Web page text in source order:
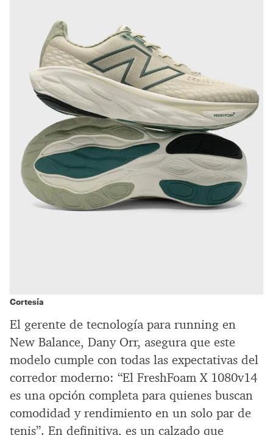
Cortesía
El gerente de tecnología para running en
New Balance, Dany Orr, asegura que este
modelo cumple con todas las expectativas del
corredor moderno: “El FreshFoam X 1080v14
es una opción completa para quienes buscan
comodidad y rendimiento en un solo par de
tenis”. En definitiva, es un calzado que